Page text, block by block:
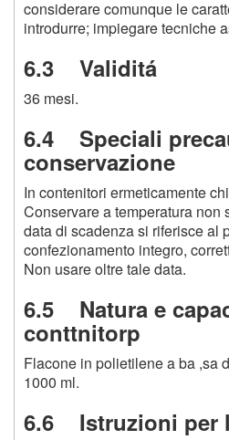
considerare comunque le
introdurre; impiegare tecniche
6.3 Validitá
36 mesi.
6.4 Speciali
conservazione
In contenitori ermeticamente
Conservare a temperatura non
data di scadenza si riferisce al
confezionamento integro,
Non usare oltre tale data.
6.5 Natura e
conttnitorp
Flacone in polietilene a ba ,sa
1000 ml.
6.6 Istruzioni per